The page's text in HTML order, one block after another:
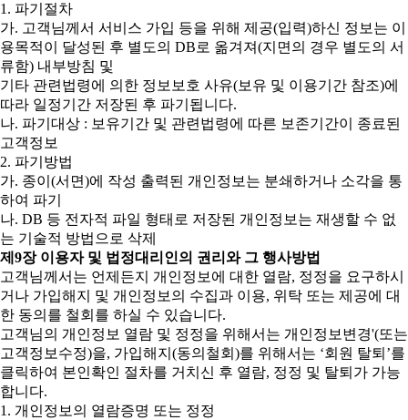
1. 파기절차
가. 고객님께서 서비스 가입 등을 위해 제공(입력)하신 정보는 이
용목적이 달성된 후 별도의 DB로 옮겨져(지면의 경우 별도의 서
류함) 내부방침 및
기타 관련법령에 의한 정보보호 사유(보유 및 이용기간 참조)에
따라 일정기간 저장된 후 파기됩니다.
나. 파기대상 : 보유기간 및 관련법령에 따른 보존기간이 종료된
고객정보
2. 파기방법
가. 종이(서면)에 작성 출력된 개인정보는 분쇄하거나 소각을 통
하여 파기
나. DB 등 전자적 파일 형태로 저장된 개인정보는 재생할 수 없
는 기술적 방법으로 삭제
제9장 이용자 및 법정대리인의 권리와 그 행사방법
고객님께서는 언제든지 개인정보에 대한 열람, 정정을 요구하시
거나 가입해지 및 개인정보의 수집과 이용, 위탁 또는 제공에 대
한 동의를 철회를 하실 수 있습니다.
고객님의 개인정보 열람 및 정정을 위해서는 개인정보변경'(또는
고객정보수정)을, 가입해지(동의철회)를 위해서는 ‘회원 탈퇴’를
클릭하여 본인확인 절차를 거치신 후 열람, 정정 및 탈퇴가 가능
합니다.
1. 개인정보의 열람증명 또는 정정